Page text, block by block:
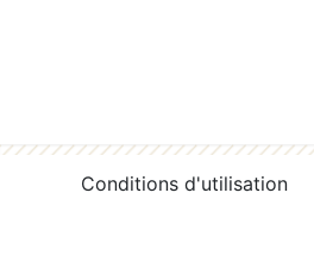
Conditions d'utilisation